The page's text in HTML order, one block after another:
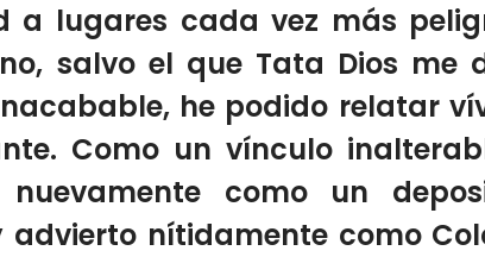
a lugares cada vez más
salvo el que Tata Dios me
he podido relatar
Como un vínculo
como un
advierto nítidamente como